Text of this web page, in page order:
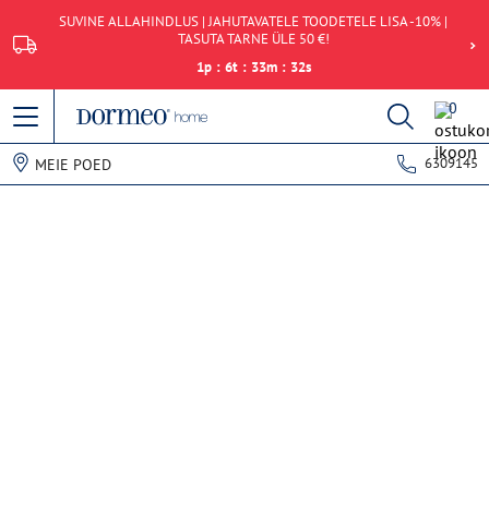
SUVINE ALLAHINDLUS | JAHUTAVATELE TOODETELE LISA -10% |
TASUTA TARNE ÜLE 50 €!
1p : 6t : 33m : 32s
0
MEIE POED 6309145